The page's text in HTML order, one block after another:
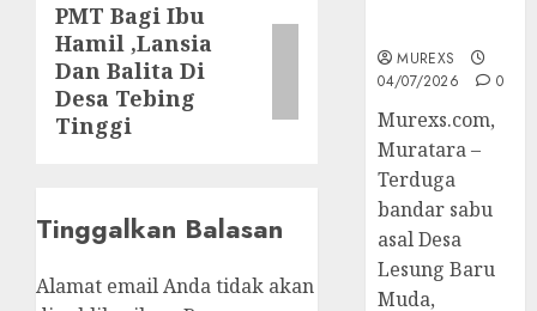
Next
post:
PMT Bagi Ibu
Hamil ,Lansia
Dan Balita Di
Desa Tebing
Tinggi
Tinggalkan Balasan
Alamat email Anda tidak akan
MUREXS
04/07/2026
0
Murexs.com,
Muratara –
Terduga
bandar sabu
asal Desa
Lesung Baru
Muda,